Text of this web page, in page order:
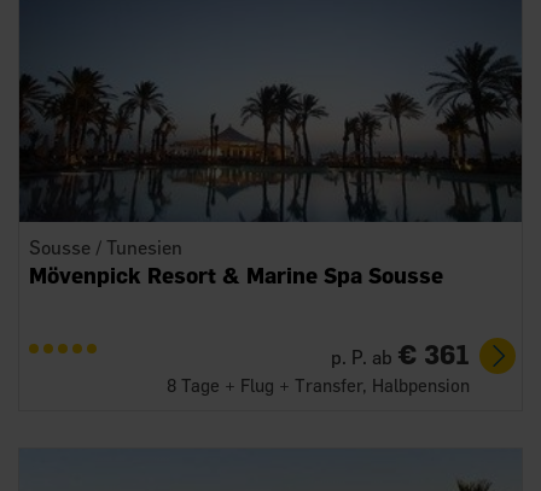
Sousse / Tunesien
Mövenpick Resort & Marine Spa Sousse
p. P. ab € 361
8 Tage + Flug + Transfer, Halbpension